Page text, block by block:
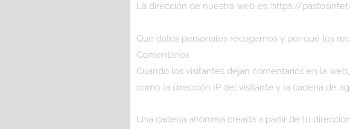
La dirección de nuestra web es: https://
Qué datos personales recogemos y por qué los
Comentarios
Cuando los visitantes dejan comentarios en la
como la dirección IP del visitante y la cadena de
Una cadena anónima creada a partir de tu